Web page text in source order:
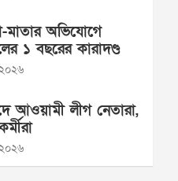
মাতার অভিযোগে
১ বছরের কারাদণ্ড
আওয়ামী লীগ নেতারা,